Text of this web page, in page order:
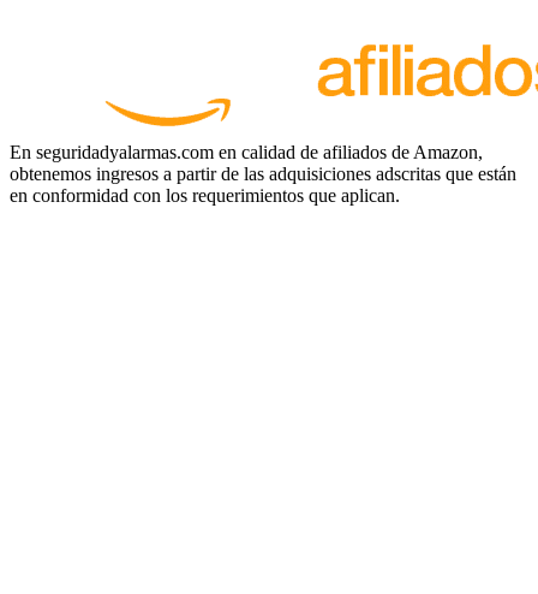
En seguridadyalarmas.com en calidad de afiliados de Amazon,
obtenemos ingresos a partir de las adquisiciones adscritas que están
en conformidad con los requerimientos que aplican.